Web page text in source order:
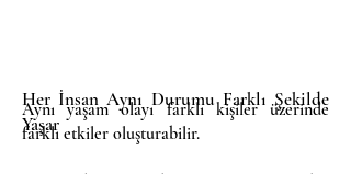
Aynı yaşam olayı farklı kişiler üzerinde
farklı etkiler oluşturabilir.
Her İnsan Aynı Durumu Farklı Şekilde
Yaşar